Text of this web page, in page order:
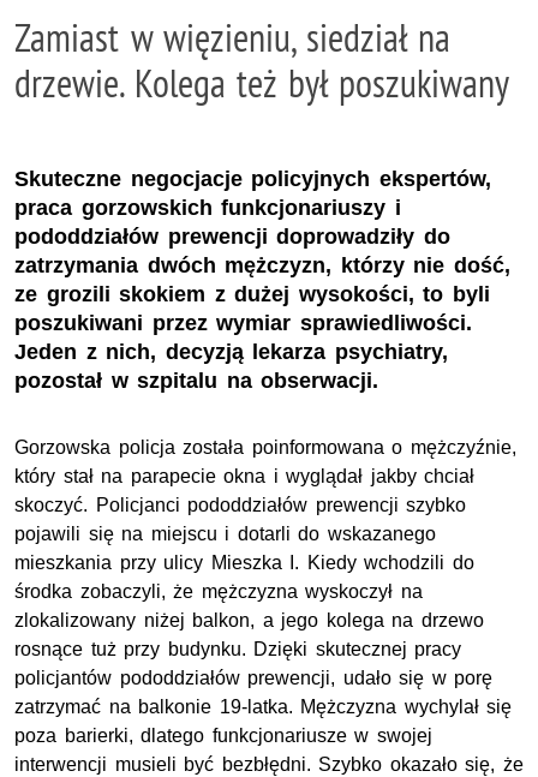
Zamiast w więzieniu, siedział na
drzewie. Kolega też był poszukiwany
Skuteczne negocjacje policyjnych ekspertów,
praca gorzowskich funkcjonariuszy i
pododdziałów prewencji doprowadziły do
zatrzymania dwóch mężczyzn, którzy nie dość,
ze grozili skokiem z dużej wysokości, to byli
poszukiwani przez wymiar sprawiedliwości.
Jeden z nich, decyzją lekarza psychiatry,
pozostał w szpitalu na obserwacji.
Gorzowska policja została poinformowana o mężczyźnie,
który stał na parapecie okna i wyglądał jakby chciał
skoczyć. Policjanci pododdziałów prewencji szybko
pojawili się na miejscu i dotarli do wskazanego
mieszkania przy ulicy Mieszka I. Kiedy wchodzili do
środka zobaczyli, że mężczyzna wyskoczył na
zlokalizowany niżej balkon, a jego kolega na drzewo
rosnące tuż przy budynku. Dzięki skutecznej pracy
policjantów pododdziałów prewencji, udało się w porę
zatrzymać na balkonie 19-latka. Mężczyzna wychylał się
poza barierki, dlatego funkcjonariusze w swojej
interwencji musieli być bezbłędni. Szybko okazało się, że